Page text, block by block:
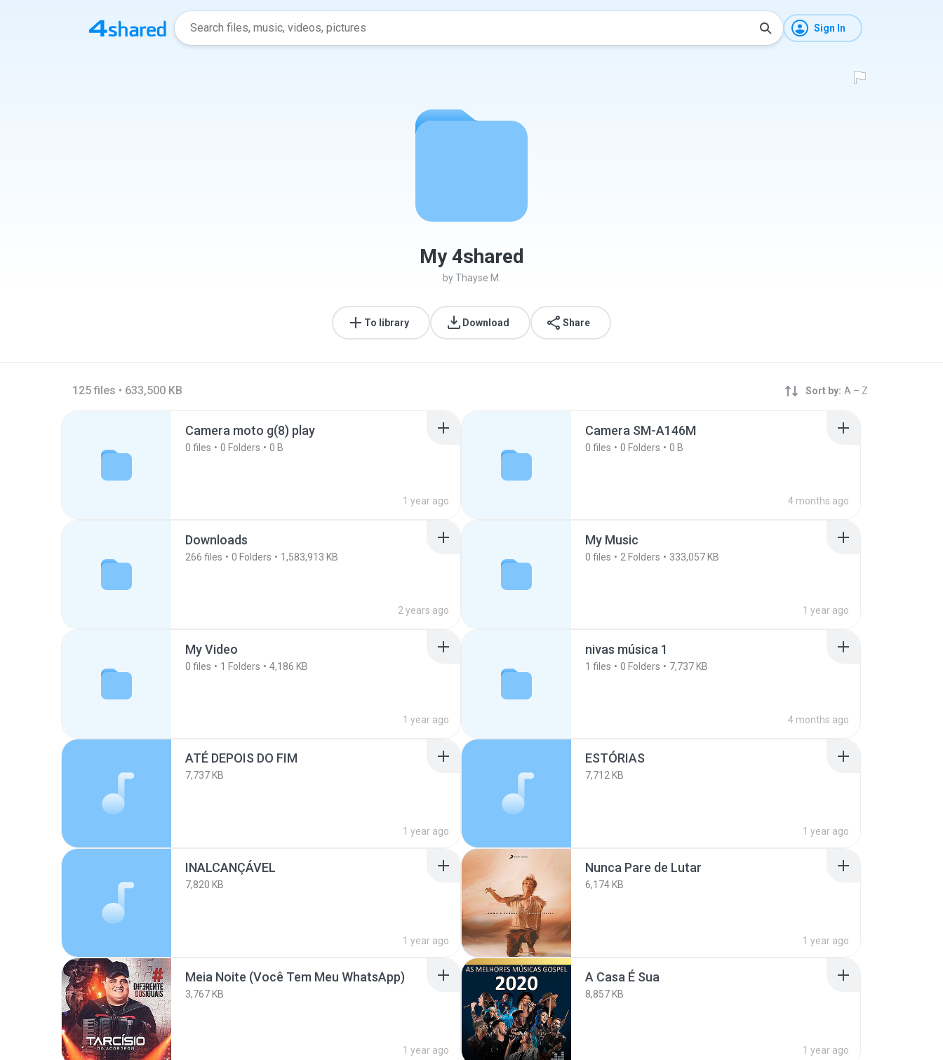
Sign In
My 4shared
by Thayse M.
To library Download Share
125 files • 633,500 KB Sort by: A – Z
Camera moto g(8) play
0 files 0 Folders 0 B
1 year ago
Camera SM-A146M
0 files 0 Folders 0 B
4 months ago
Downloads
266 files 0 Folders 1,583,913 KB
2 years ago
My Music
0 files 2 Folders 333,057 KB
1 year ago
My Video
0 files 1 Folders 4,186 KB
1 year ago
nivas música 1
1 files 0 Folders 7,737 KB
4 months ago
ATÉ DEPOIS DO FIM
7,737 KB
1 year ago
ESTÓRIAS
7,712 KB
1 year ago
INALCANÇÁVEL
7,820 KB
1 year ago
Nunca Pare de Lutar
6,174 KB
1 year ago
Meia Noite (Você Tem Meu WhatsApp)
3,767 KB
1 year ago
A Casa É Sua
8,857 KB
1 year ago